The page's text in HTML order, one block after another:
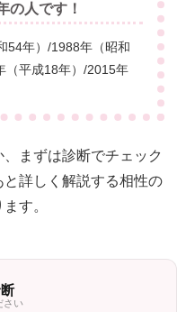
の人です！
54年）/1988年（昭和
（平成18年）/2015年
まずは診断でチェック
詳しく解説する相性の
す。
さい